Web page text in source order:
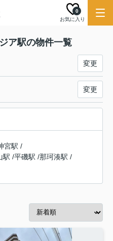
お気に入り
0
ア駅の物件一覧
変更
変更
宮駅 /
駅 /平磯駅 /那珂湊駅 /